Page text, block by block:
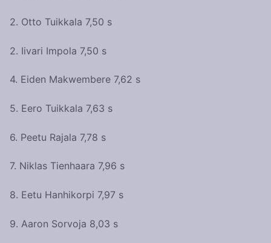
2. Otto Tuikkala 7,50 s
2. Iivari Impola 7,50 s
4. Eiden Makwembere 7,62 s
5. Eero Tuikkala 7,63 s
6. Peetu Rajala 7,78 s
7. Niklas Tienhaara 7,96 s
8. Eetu Hanhikorpi 7,97 s
9. Aaron Sorvoja 8,03 s